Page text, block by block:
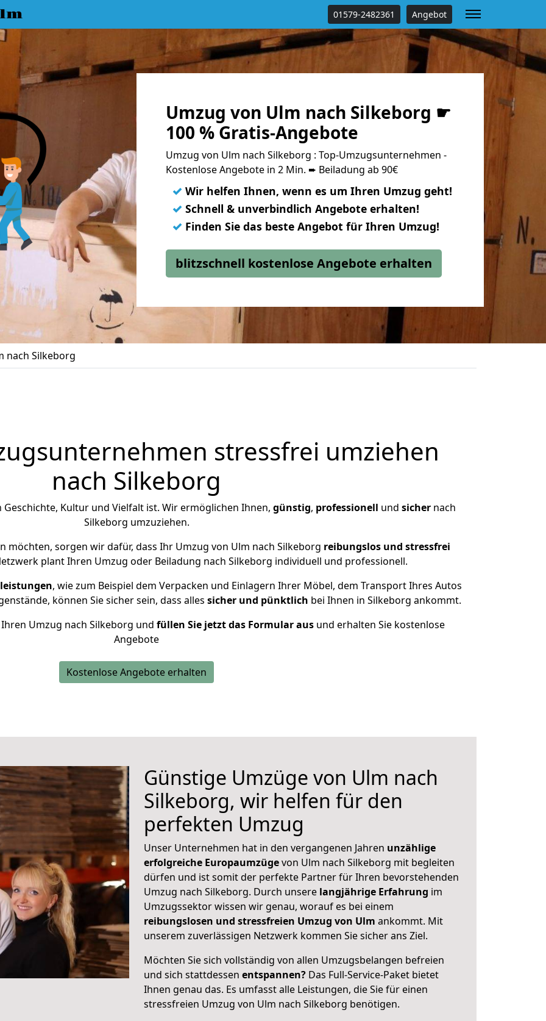
01579-2482361 Angebot
Umzug von Ulm nach Silkeborg ☛
100 % Gratis-Angebote
Umzug von Ulm nach Silkeborg : Top-Umzugsunternehmen -
Kostenlose Angebote in 2 Min. ➨ Beiladung ab 90€
✓ Wir helfen Ihnen, wenn es um Ihren Umzug geht!
✓ Schnell & unverbindlich Angebote erhalten!
✓ Finden Sie das beste Angebot für Ihren Umzug!
blitzschnell kostenlose Angebote erhalten
nach Silkeborg
stressfrei umziehen
nach Silkeborg
Kultur und Vielfalt ist. Wir ermöglichen Ihnen, günstig, professionell und sicher nach
Silkeborg umzuziehen.
möchten, sorgen wir dafür, dass Ihr Umzug von Ulm nach Silkeborg reibungslos und stressfrei
plant Ihren Umzug oder Beiladung nach Silkeborg individuell und professionell.
, wie zum Beispiel dem Verpacken und Einlagern Ihrer Möbel, dem Transport Ihres Autos
können Sie sicher sein, dass alles sicher und pünktlich bei Ihnen in Silkeborg ankommt.
Umzug nach Silkeborg und füllen Sie jetzt das Formular aus und erhalten Sie kostenlose
Angebote
Kostenlose Angebote erhalten
Günstige Umzüge von Ulm nach
Silkeborg, wir helfen für den
perfekten Umzug
Unser Unternehmen hat in den vergangenen Jahren unzählige
erfolgreiche Europaumzügevon Ulm nach Silkeborg mit begleiten
dürfen und ist somit der perfekte Partner für Ihren bevorstehenden
Umzug nach Silkeborg. Durch unsere langjährige Erfahrung im
Umzugssektor wissen wir genau, worauf es bei einem
reibungslosen und stressfreien Umzug von Ulm ankommt. Mit
unserem zuverlässigen Netzwerk kommen Sie sicher ans Ziel.
Möchten Sie sich vollständig von allen Umzugsbelangen befreien
und sich stattdessen entspannen? Das Full-Service-Paket bietet
Ihnen genau das. Es umfasst alle Leistungen, die Sie für einen
stressfreien Umzug von Ulm nach Silkeborg benötigen.